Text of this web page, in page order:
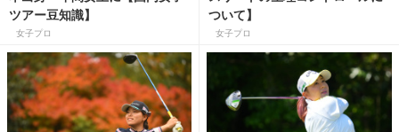
ツアー豆知識】
女子プロ
ついて】
女子プロ